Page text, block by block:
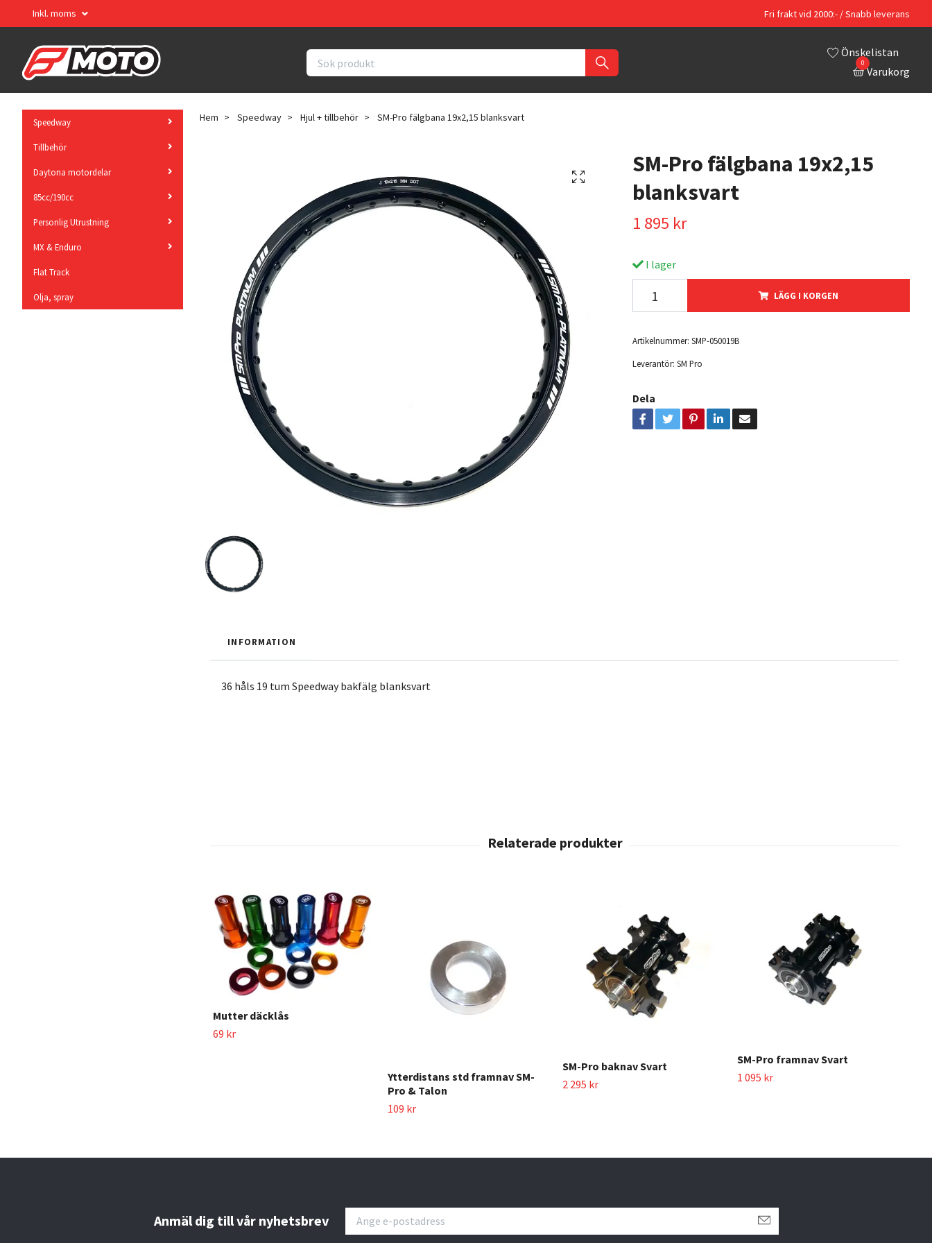
Inkl. moms Fri frakt vid 2000:- / Snabb leverans
Önskelistan
0
Varukorg
Speedway
Tillbehör
Daytona motordelar
85cc/190cc
Personlig Utrustning
MX & Enduro
Flat Track
Olja, spray
Hem Speedway Hjul + tillbehör SM-Pro fälgbana 19x2,15 blanksvart
SM-Pro fälgbana 19x2,15
blanksvart
1 895 kr
I lager
LÄGG I KORGEN
Artikelnummer: SMP-050019B
Leverantör: SM Pro
Dela
INFORMATION
36 håls 19 tum Speedway bakfälg blanksvart
Mutter däcklås
69 kr
Ytterdistans std framnav SM-
Pro & Talon
109 kr
SM-Pro baknav Svart
2 295 kr
SM-Pro framnav Svart
1 095 kr
Anmäl dig till vår nyhetsbrev